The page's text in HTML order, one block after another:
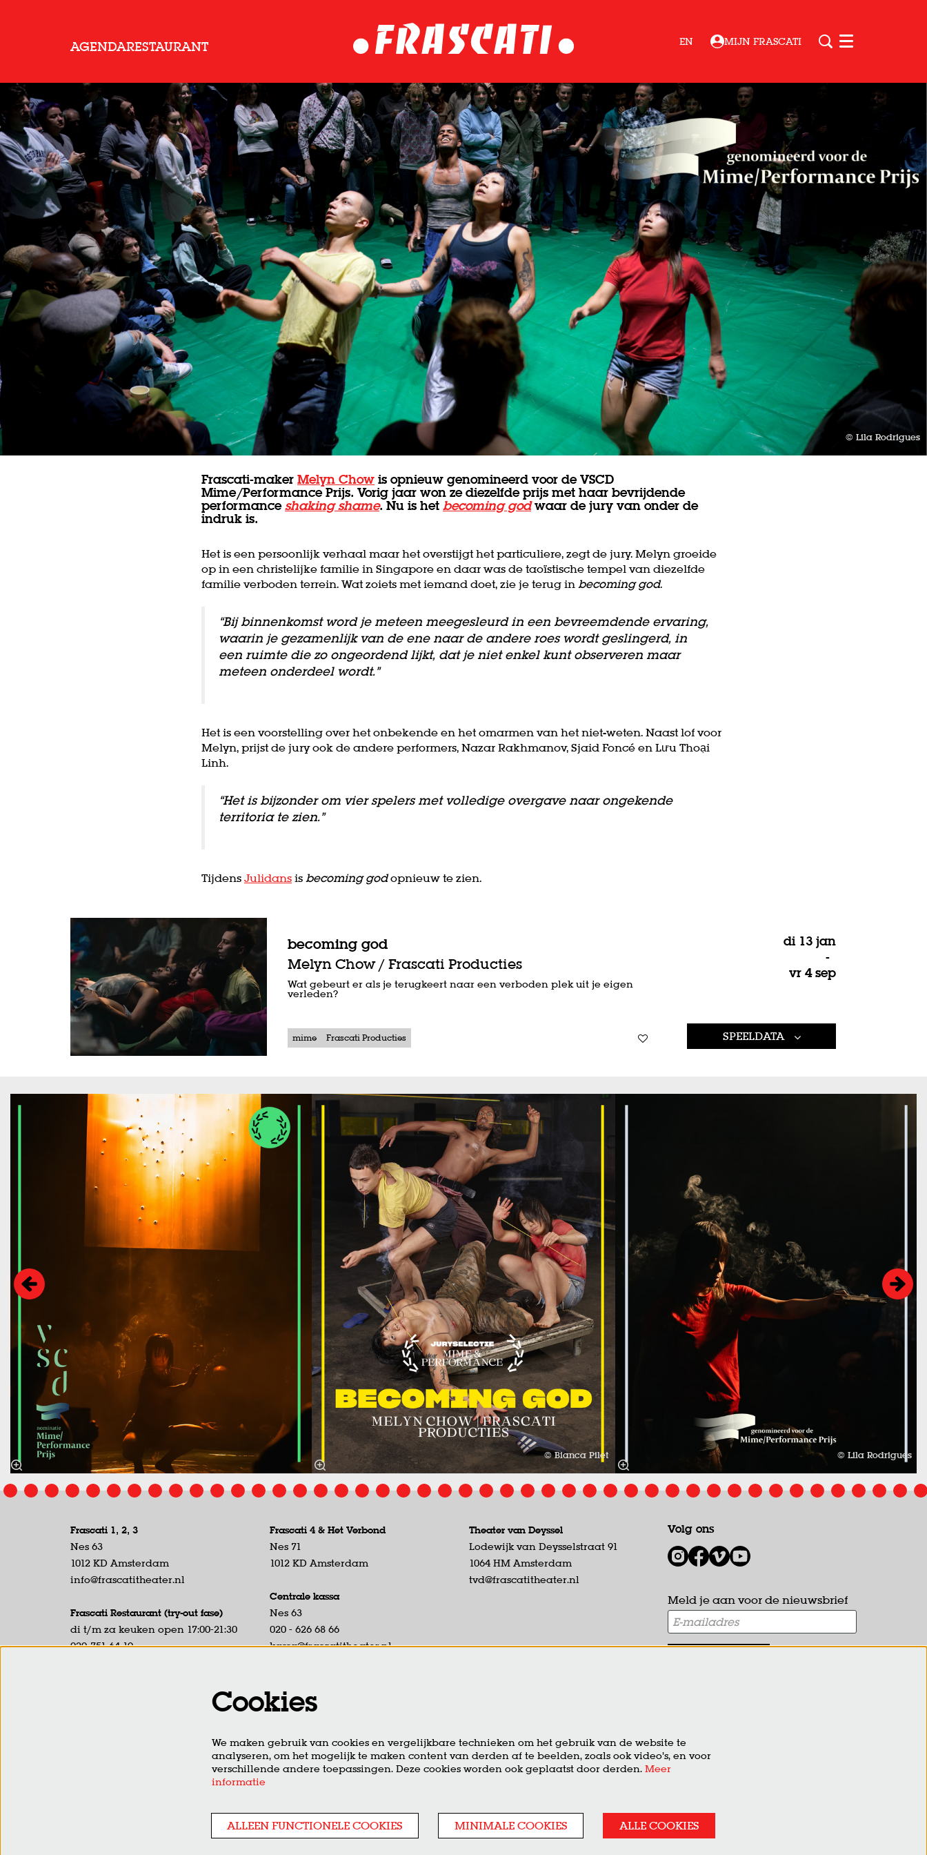
AGENDARESTAURANT EN MIJN FRASCATI Menu
© Lila Rodrigues
Frascati-maker Melyn Chow is opnieuw genomineerd voor de VSCD
Mime/Performance Prijs. Vorig jaar won ze diezelfde prijs met haar bevrijdende
performanceshaking shame. Nu is het becoming godwaar de jury van onder de
indruk is.
Het is een persoonlijk verhaal maar het overstijgt het particuliere, zegt de jury. Melyn groeide
op in een christelijke familie in Singapore en daar was de taoïstische tempel van diezelfde
familie verboden terrein. Wat zoiets met iemand doet, zie je terug in becoming god.
“Bij binnenkomst word je meteen meegesleurd in een bevreemdende ervaring,
waarin je gezamenlijk van de ene naar de andere roes wordt geslingerd, in
een ruimte die zo ongeordend lijkt, dat je niet enkel kunt observeren maar
meteen onderdeel wordt.”
Het is een voorstelling over het onbekende en het omarmen van het niet-weten. Naast lof voor
Melyn, prijst de jury ook de andere performers, Nazar Rakhmanov, Sjaid Foncé en Lưu Thoại
Linh.
“Het is bijzonder om vier spelers met volledige overgave naar ongekende
territoria te zien.”
Tijdens Julidans is becoming godopnieuw te zien.
becoming god
Melyn Chow / Frascati Producties
Wat gebeurt er als je terugkeert naar een verboden plek uit je eigen
verleden?
mime Frascati Producties
di 13 jan
-
vr 4 sep
SPEELDATA
© Bianca Pilet © Lila Rodrigues
Frascati 1, 2, 3
Nes 63
1012 KD Amsterdam
info@frascatitheater.nl
Frascati Restaurant (try-out fase)
di t/m za keuken open 17:00-21:30
020-751 64 19
Frascati 4 & Het Verbond
Nes 71
1012 KD Amsterdam
Centrale kassa
Nes 63
020 - 626 68 66
kassa@frascatitheater.nl
Kassabalie open 19:00 uur tot start
laatste voorstelling.
Theater van Deyssel
Lodewijk van Deysselstraat 91
1064 HM Amsterdam
tvd@frascatitheater.nl
Volg ons
Meld je aan voor de nieuwsbrief
Cookies
We maken gebruik van cookies en vergelijkbare technieken om het gebruik van de website te
analyseren, om het mogelijk te maken content van derden af te beelden, zoals ook video’s, en voor
verschillende andere toepassingen. Deze cookies worden ook geplaatst door derden. Meer
informatie
ALLEEN FUNCTIONELE COOKIES MINIMALE COOKIES ALLE COOKIES